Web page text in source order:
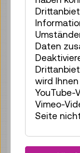
4 Plätze frei
€ 3,90
Sa 08.08.
Führung /
4 Plätze frei
€ 3,90
Sa 08.08.
Führung /
Daten
wird
YouTube-
Vimeo-
Seite